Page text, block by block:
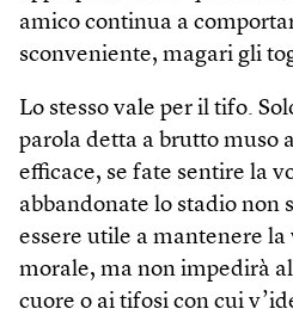
amico continua a
sconveniente, magari gli
Lo stesso vale per il tifo.
parola detta a brutto muso
efficace, se fate sentire la
abbandonate lo stadio non
essere utile a mantenere
morale, ma non impedirà
cuore o ai tifosi con cui